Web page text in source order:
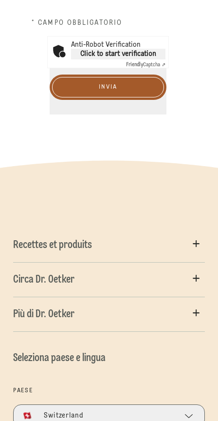
* CAMPO OBBLIGATORIO
Anti-Robot Verification
Click to start verification
FriendlyCaptcha ⇗
INVIA
Recettes et produits
Circa Dr. Oetker
Più di Dr. Oetker
Seleziona paese e lingua
PAESE
Switzerland